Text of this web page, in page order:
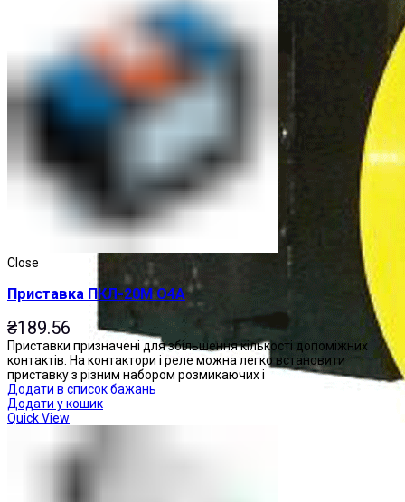
Close
Приставка ПКЛ-20М О4А
₴189.56
Приставки призначені для збільшення кількості допоміжних
контактів. На контактори і реле можна легко встановити
приставку з різним набором розмикаючих і
Додати в список бажань
Додати у кошик
Quick View